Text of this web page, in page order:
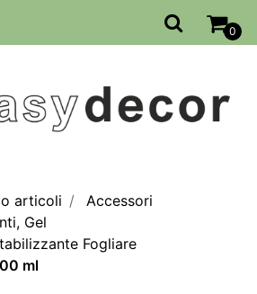
0
articoli
Accessori
Gel
Fogliare
ml